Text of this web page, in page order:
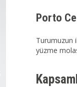
Porto
Turumuzun
yüzme